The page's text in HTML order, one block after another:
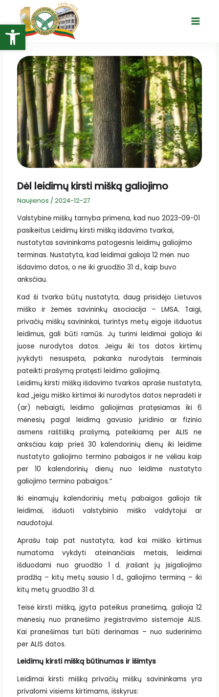
Open toolbar
turinio
Main
Dėl leidimų kirsti mišką galiojimo
Naujienos / 2024-12-27
Valstybinė miškų tarnyba primena, kad nuo 2023-09-01
pasikeitus Leidimų kirsti mišką išdavimo tvarkai,
nustatytas savininkams patogesnis leidimų galiojimo
terminas. Nustatyta, kad leidimai galioja 12 mėn. nuo
išdavimo datos, o ne iki gruodžio 31 d., kaip buvo
anksčiau.
Kad ši tvarka būtų nustatyta, daug prisidėjoLietuvos
miško ir žemės savininkų asociacija – LMSA. Taigi,
privačių miškų savininkai, turintys metų eigoje išduotus
leidimus, gali būti ramūs. Jų turimi leidimai galioja iki
juose nurodytos datos. Jeigu iki tos datos kirtimų
įvykdyti nesuspėta, pakanka nurodytais terminais
pateikti prašymą pratęsti leidimo galiojimą.
Leidimų kirsti mišką išdavimo tvarkos apraše nustatyta,
kad „jeigu miško kirtimai iki nurodytos datos nepradėti ir
(ar) nebaigti, leidimo galiojimas pratęsiamas iki 6
mėnesių pagal leidimą gavusio juridinio ar fizinio
asmens raštišką prašymą, pateikiamą per ALIS ne
anksčiau kaip prieš 30 kalendorinių dienų iki leidime
nustatyto galiojimo termino pabaigos ir ne vėliau kaip
per 10 kalendorinių dienų nuo leidime nustatyto
galiojimo termino pabaigos.“
Iki einamųjų kalendorinių metų pabaigos galioja tik
leidimai, išduoti valstybinio miško valdytojui ar
naudotojui.
Aprašu taip pat nustatyta, kad kai miško kirtimus
numatoma vykdyti ateinančiais metais, leidimai
išduodami nuo gruodžio 1 d. įrašant jų įsigaliojimo
pradžią – kitų metų sausio 1 d., galiojimo terminą – iki
kitų metų gruodžio 31 d.
Teisė kirsti mišką, įgyta pateikus pranešimą, galioja 12
mėnesių nuo pranešimo įregistravimo sistemoje ALIS.
Kai pranešimas turi būti derinamas – nuo suderinimo
per ALIS datos.
Leidimų kirsti mišką būtinumas ir išimtys
Leidimai kirsti mišką privačių miškų savininkams yra
privalomi visiems kirtimams, išskyrus: